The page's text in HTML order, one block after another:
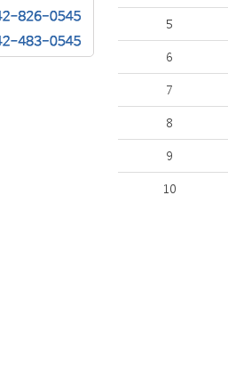
5
6
7
8
9
10